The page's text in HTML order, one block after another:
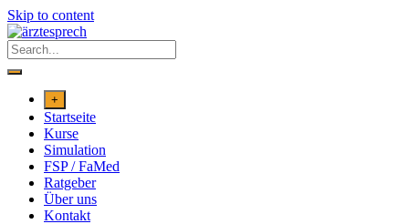
Skip to content
+
Startseite
Kurse
Simulation
FSP / FaMed
Ratgeber
Über uns
Kontakt